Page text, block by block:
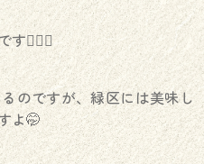
す🏌🏻‍♀️
のですが、緑区には美味し
よ🤭